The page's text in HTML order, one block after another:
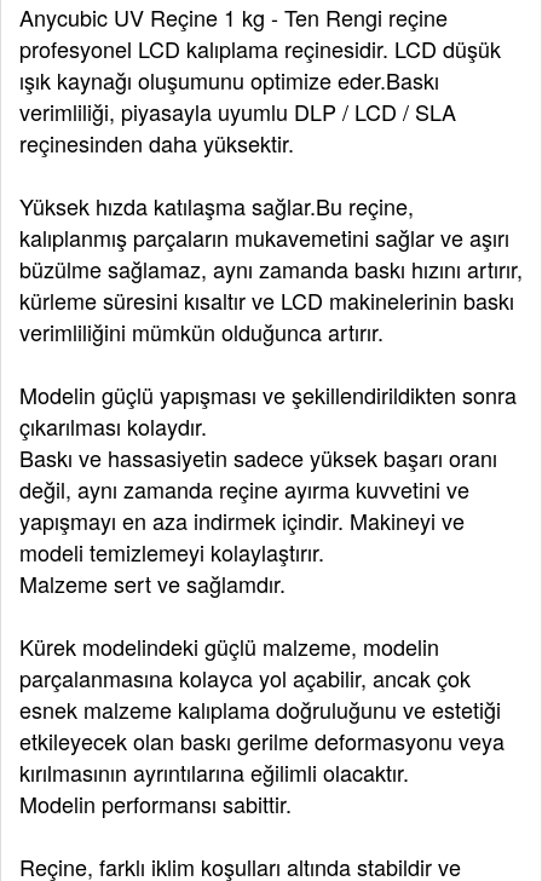
Anycubic UV Reçine 1 kg - Ten Rengi reçine
profesyonel LCD kalıplama reçinesidir. LCD düşük
ışık kaynağı oluşumunu optimize eder.Baskı
verimliliği, piyasayla uyumlu DLP / LCD / SLA
reçinesinden daha yüksektir.
Yüksek hızda katılaşma sağlar.Bu reçine,
kalıplanmış parçaların mukavemetini sağlar ve aşırı
büzülme sağlamaz, aynı zamanda baskı hızını artırır,
kürleme süresini kısaltır ve LCD makinelerinin baskı
verimliliğini mümkün olduğunca artırır.
Modelin güçlü yapışması ve şekillendirildikten sonra
çıkarılması kolaydır.
Baskı ve hassasiyetin sadece yüksek başarı oranı
değil, aynı zamanda reçine ayırma kuvvetini ve
yapışmayı en aza indirmek içindir. Makineyi ve
modeli temizlemeyi kolaylaştırır.
Malzeme sert ve sağlamdır.
Kürek modelindeki güçlü malzeme, modelin
parçalanmasına kolayca yol açabilir, ancak çok
esnek malzeme kalıplama doğruluğunu ve estetiği
etkileyecek olan baskı gerilme deformasyonu veya
kırılmasının ayrıntılarına eğilimli olacaktır.
Modelin performansı sabittir.
Reçine, farklı iklim koşulları altında stabildir ve